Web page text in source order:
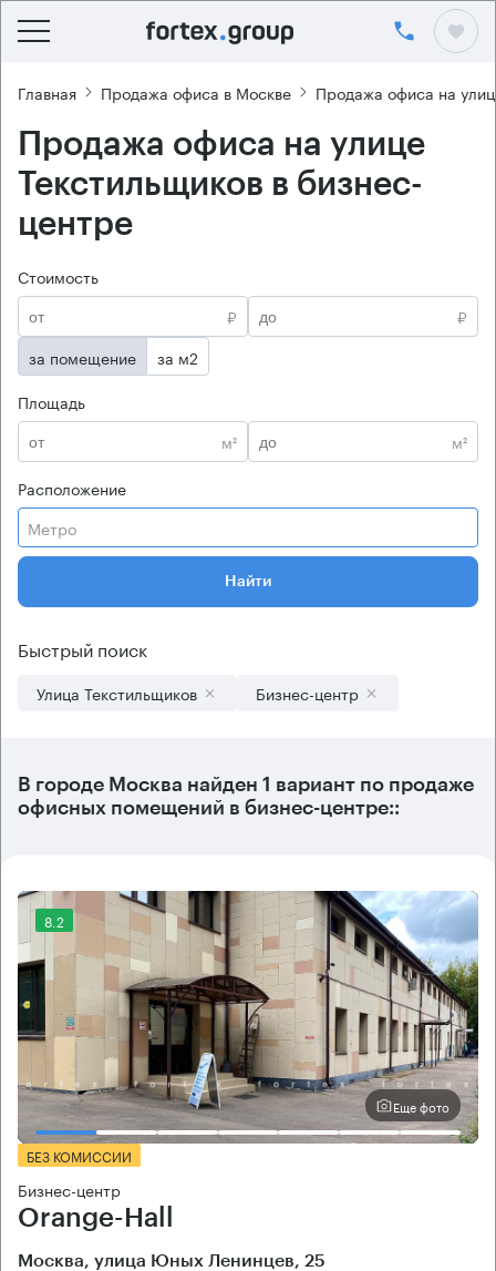
Главная Продажа офиса в Москве Продажа офиса на
Продажа офиса на улице
Текстильщиков в бизнес-
центре
Стоимость
₽
₽
за помещение
за м2
Площадь
м²
м²
Расположение
Метро
Найти
Быстрый поиск
Улица Текстильщиков Бизнес-центр
В городе Москва найден 1 вариант по продаже
офисных помещений в бизнес-центре::
8.2
Еще фото
БЕЗ КОМИССИИ
Бизнес-центр
Orange-Hall
Москва, улица Юных Ленинцев, 25